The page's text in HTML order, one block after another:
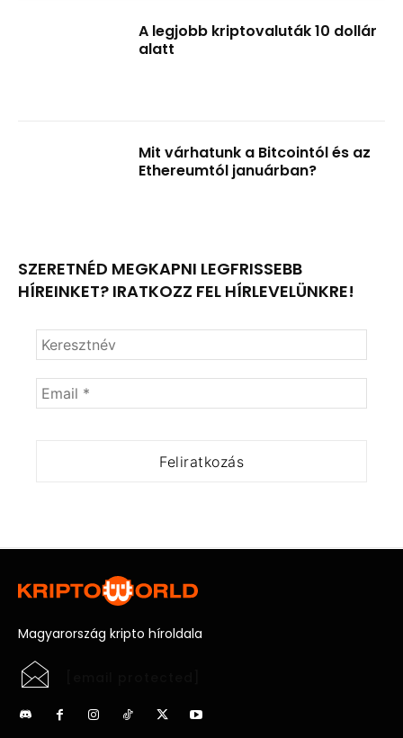
A legjobb kriptovaluták 10 dollár
alatt
Mit várhatunk a Bitcointól és az
Ethereumtól januárban?
SZERETNÉD MEGKAPNI LEGFRISSEBB
HÍREINKET? IRATKOZZ FEL HÍRLEVELÜNKRE!
Magyarország kripto híroldala